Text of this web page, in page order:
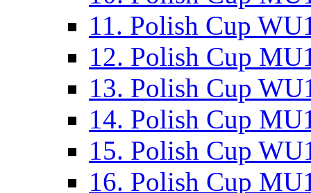
11. Polish Cup
12. Polish Cup
13. Polish Cup
14. Polish Cup
15. Polish Cup
16. Polish Cup